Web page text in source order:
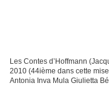
Les Contes d’Hoffmann
2010 (44ième dans cette
Antonia Inva Mula Giulietta